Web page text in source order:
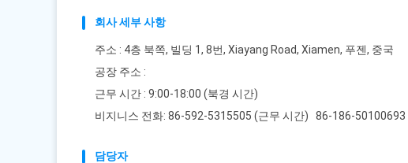
회사 세부 사항
주소 : 4층 북쪽, 빌딩 1, 8번, Xiayang Road, Xiamen, 푸젠, 중국
공장 주소 :
근무 시간 : 9:00-18:00 (북경 시간)
비지니스 전화: 86-592-5315505 (근무 시간) 86-186-50100693
담당자